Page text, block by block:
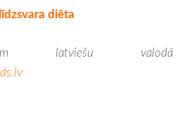
diēta
latviešu valodā